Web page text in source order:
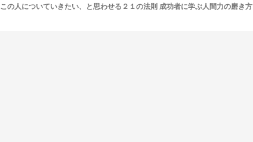
この人についていきたい、と思わせる２１の法則 成功者に学ぶ人間力の磨き方